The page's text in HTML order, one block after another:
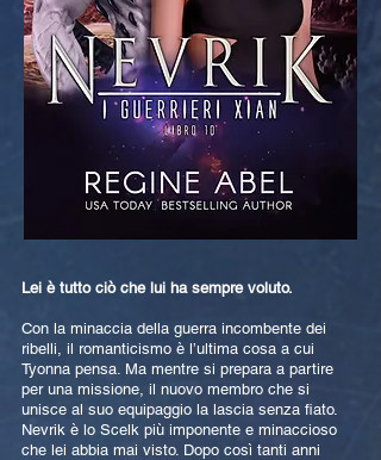
Lei è tutto ciò che lui ha sempre voluto.
Con la minaccia della guerra incombente dei
ribelli, il romanticismo è l’ultima cosa a cui
Tyonna pensa. Ma mentre si prepara a partire
per una missione, il nuovo membro che si
unisce al suo equipaggio la lascia senza fiato.
Nevrik è lo Scelk più imponente e minaccioso
che lei abbia mai visto. Dopo così tanti anni